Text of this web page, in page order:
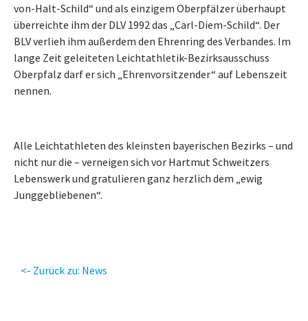
von-Halt-Schild“ und als einzigem Oberpfälzer überhaupt
überreichte ihm der DLV 1992 das „Carl-Diem-Schild“. Der
BLV verlieh ihm außerdem den Ehrenring des Verbandes. Im
lange Zeit geleiteten Leichtathletik-Bezirksausschuss
Oberpfalz darf er sich „Ehrenvorsitzender“ auf Lebenszeit
nennen.
Alle Leichtathleten des kleinsten bayerischen Bezirks – und
nicht nur die – verneigen sich vor Hartmut Schweitzers
Lebenswerk und gratulieren ganz herzlich dem „ewig
Junggebliebenen“.
<- Zurück zu: News